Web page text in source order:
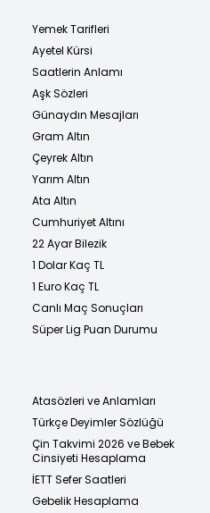
Yemek Tarifleri
Ayetel Kürsi
Saatlerin Anlamı
Aşk Sözleri
Günaydın Mesajları
Gram Altın
Çeyrek Altın
Yarım Altın
Ata Altın
Cumhuriyet Altını
22 Ayar Bilezik
1 Dolar Kaç TL
1 Euro Kaç TL
Canlı Maç Sonuçları
Süper Lig Puan Durumu
Atasözleri ve Anlamları
Türkçe Deyimler Sözlüğü
Çin Takvimi 2026 ve Bebek
Cinsiyeti Hesaplama
İETT Sefer Saatleri
Gebelik Hesaplama